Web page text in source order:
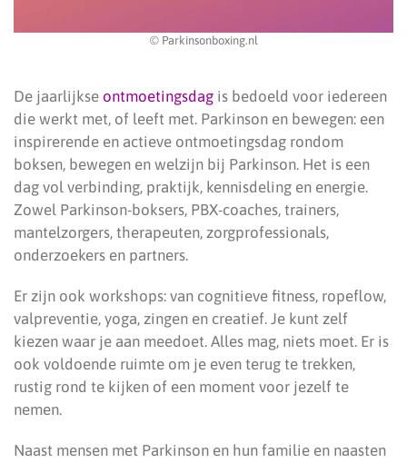
© Parkinsonboxing.nl
De jaarlijkse ontmoetingsdag is bedoeld voor iedereen
die werkt met, of leeft met. Parkinson en bewegen: een
inspirerende en actieve ontmoetingsdag rondom
boksen, bewegen en welzijn bij Parkinson. Het is een
dag vol verbinding, praktijk, kennisdeling en energie.
Zowel Parkinson-boksers, PBX-coaches, trainers,
mantelzorgers, therapeuten, zorgprofessionals,
onderzoekers en partners.
Er zijn ook workshops: van cognitieve fitness, ropeflow,
valpreventie, yoga, zingen en creatief. Je kunt zelf
kiezen waar je aan meedoet. Alles mag, niets moet. Er is
ook voldoende ruimte om je even terug te trekken,
rustig rond te kijken of een moment voor jezelf te
nemen.
Naast mensen met Parkinson en hun familie en naasten